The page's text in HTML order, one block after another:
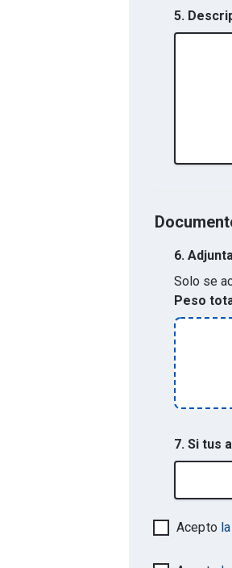
5.
6.
Solo se
Peso
7. Si tus
Acepto